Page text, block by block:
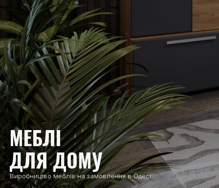
МЕБЛІ
ДЛЯ ДОМУ
Виробництво меблів на замовлення в Одесі